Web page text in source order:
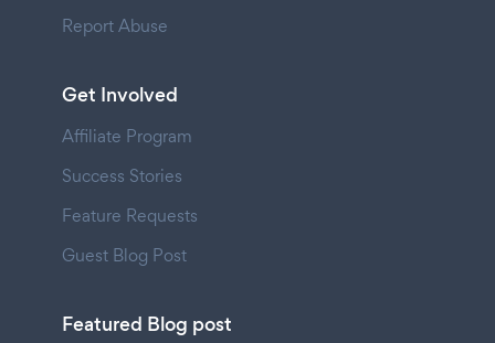
Report Abuse
Get Involved
Affiliate Program
Success Stories
Feature Requests
Guest Blog Post
Featured Blog post